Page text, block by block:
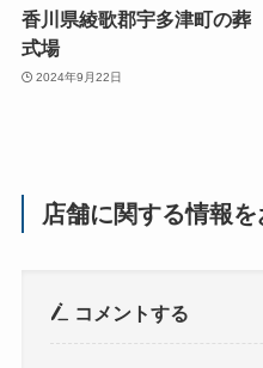
香川県綾歌郡宇多津町の葬
式場
2024年9月22日
店舗に関する情報を
コメントする